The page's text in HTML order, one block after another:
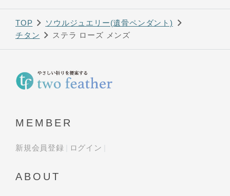
TOP
ソウルジュエリー(遺骨ペンダント)
チタン
ステラ ローズ メンズ
MEMBER
新規会員登録 ログイン
ABOUT